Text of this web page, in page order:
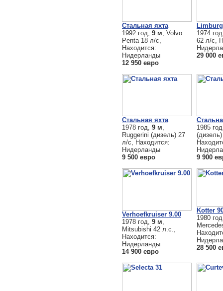
Стальная яхта
1992 год, 9 м , Volvo
Penta 18 л/с,
Находится:
Нидерланды
12 950 евро
1974
62 л/с,
29 000
Стальная яхта
1978 год, 9 м
Ruggerini (дизель) 27
л/с, Находится:
Нидерланды
9 500 евро
1985
9 900
Verhoefkruiser 9.00
1978 год, 9 м
Mitsubishi 42 л.с.,
Находится:
Нидерланды
14 900 евро
Kotter
1980
28 500